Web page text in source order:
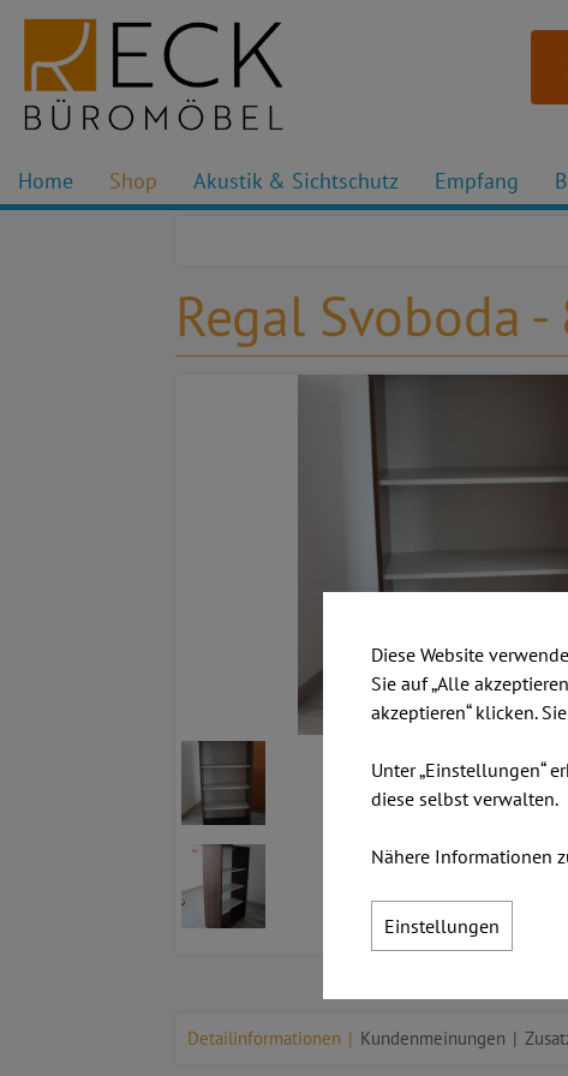
Home Shop Akustik & Sichtschutz Empfang
Regal Svoboda
Detailinformationen Kundenmeinungen
Diese Website
Sie auf „Alle
akzeptieren“ klicken.
Unter „Einstellungen“
diese selbst verwalten.
Nähere Informationen
Einstellungen